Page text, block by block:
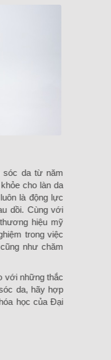
sóc da từ năm
cho làn da
là động lực
dồi. Cùng với
hiệu mỹ
trong việc
như chăm
với những thắc
da, hãy hợp
học của Đại